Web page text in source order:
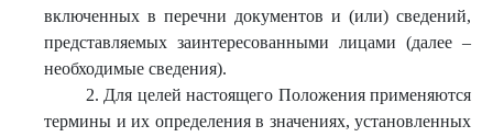
включенных в перечни документов и (или) сведений,
представляемых заинтересованными лицами (далее –
необходимые сведения).
2. Для целей настоящего Положения применяются
термины и их определения в значениях, установленных